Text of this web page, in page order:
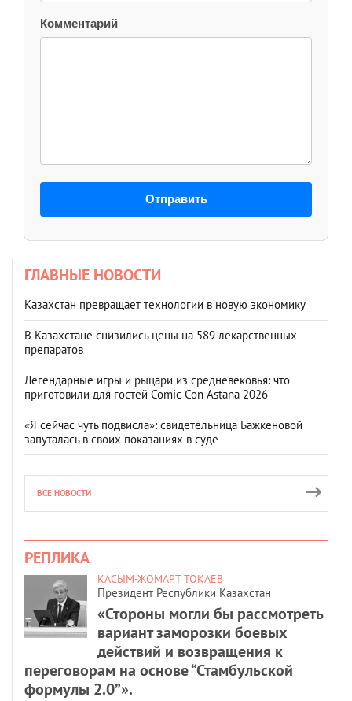
Комментарий
Отправить
ГЛАВНЫЕ НОВОСТИ
Казахстан превращает технологии в новую экономику
В Казахстане снизились цены на 589 лекарственных
препаратов
Легендарные игры и рыцари из средневековья: что
приготовили для гостей Comic Con Astana 2026
«Я сейчас чуть подвисла»: свидетельница Бажкеновой
запуталась в своих показаниях в суде
ВСЕ НОВОСТИ
РЕПЛИКА
КАСЫМ-ЖОМАРТ ТОКАЕВ
Президент Республики Казахстан
«Стороны могли бы рассмотреть
вариант заморозки боевых
действий и возвращения к
переговорам на основе “Стамбульской
формулы 2.0”».